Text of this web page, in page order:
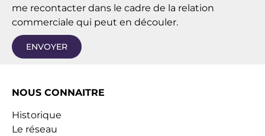
me recontacter dans le cadre de la relation
commerciale qui peut en découler.
ENVOYER
NOUS CONNAITRE
Historique
Le réseau